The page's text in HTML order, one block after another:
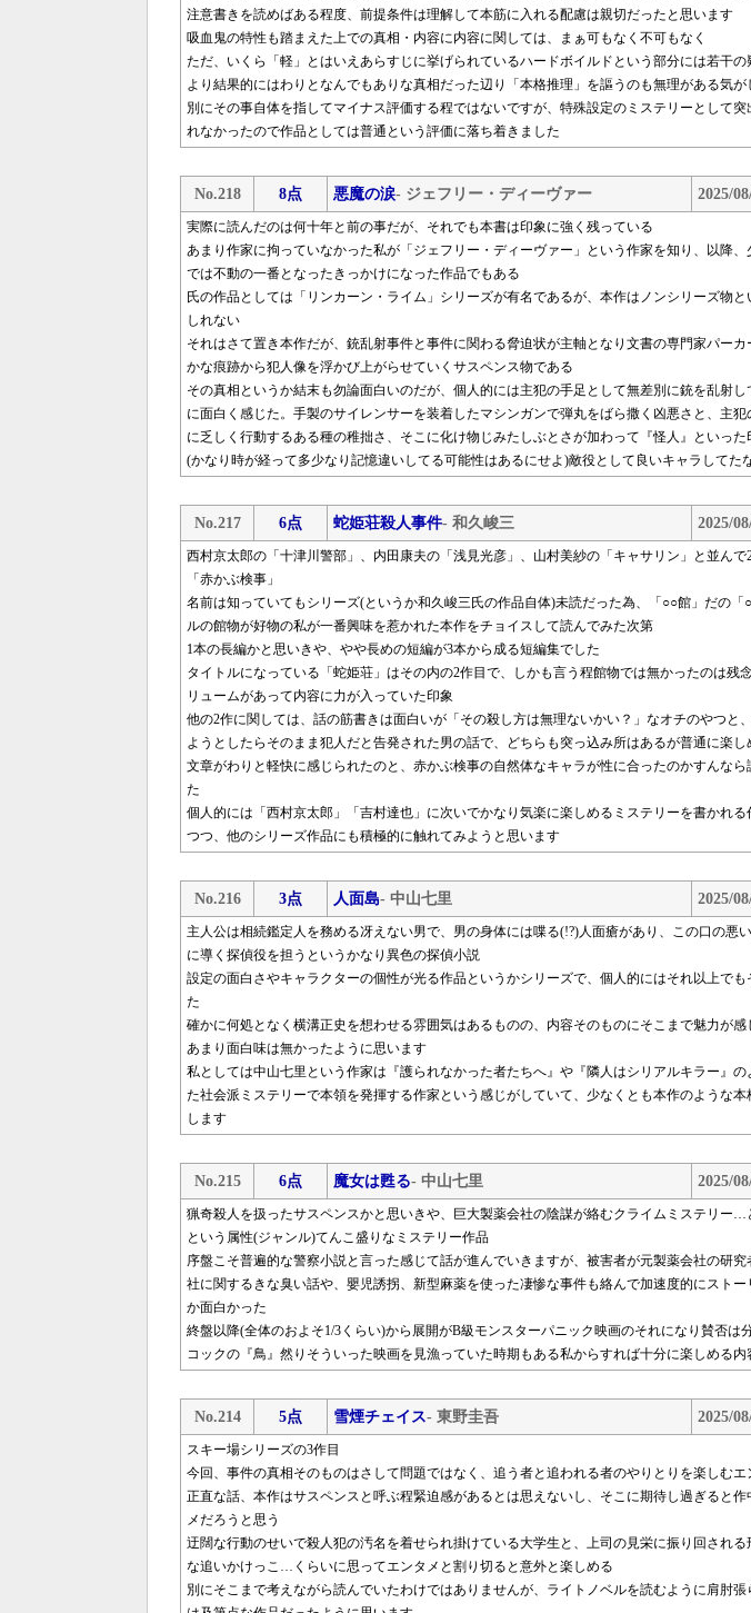
注意書きを読めばある程度、前提条件は理解して本筋に入れる配慮は親切だったと思います
吸血鬼の特性も踏まえた上での真相・内容に内容に関しては、まぁ可もなく不可もなく
ただ、いくら「軽」とはいえあらすじに挙げられているハードボイルドという部分には若干
より結果的にはわりとなんでもありな真相だった辺り「本格推理」を謳うのも無理がある気が
別にその事自体を指してマイナス評価する程ではないですが、特殊設定のミステリーとして突
れなかったので作品としては普通という評価に落ち着きました
No.218 8点 悪魔の涙- ジェフリー・ディーヴァー 2025/
実際に読んだのは何十年と前の事だが、それでも本書は印象に強く残っている
あまり作家に拘っていなかった私が「ジェフリー・ディーヴァー」という作家を知り、以降
では不動の一番となったきっかけになった作品でもある
氏の作品としては「リンカーン・ライム」シリーズが有名であるが、本作はノンシリーズ物と
しれない
それはさて置き本作だが、銃乱射事件と事件に関わる脅迫状が主軸となり文書の専門家パー
かな痕跡から犯人像を浮かび上がらせていくサスペンス物である
その真相というか結末も勿論面白いのだが、個人的には主犯の手足として無差別に銃を乱射
に面白く感じた。手製のサイレンサーを装着したマシンガンで弾丸をばら撒く凶悪さと、主
に乏しく行動するある種の稚拙さ、そこに化け物じみたしぶとさが加わって『怪人』といった
(かなり時が経って多少なり記憶違いしてる可能性はあるにせよ)敵役として良いキャラしてた
No.217 6点 蛇姫荘殺人事件- 和久峻三 2025/
西村京太郎の「十津川警部」、内田康夫の「浅見光彦」、山村美紗の「キャサリン」と並んで
「赤かぶ検事」
名前は知っていてもシリーズ(というか和久峻三氏の作品自体)未読だった為、「○○館」だの「
ルの館物が好物の私が一番興味を惹かれた本作をチョイスして読んでみた次第
1本の長編かと思いきや、やや長めの短編が3本から成る短編集でした
タイトルになっている「蛇姫荘」はその内の2作目で、しかも言う程館物では無かったのは残
リュームがあって内容に力が入っていた印象
他の2作に関しては、話の筋書きは面白いが「その殺し方は無理ないかい？」なオチのやつと
ようとしたらそのまま犯人だと告発された男の話で、どちらも突っ込み所はあるが普通に楽し
文章がわりと軽快に感じられたのと、赤かぶ検事の自然体なキャラが性に合ったのかすんなら
た
個人的には「西村京太郎」「吉村達也」に次いでかなり気楽に楽しめるミステリーを書かれる
つつ、他のシリーズ作品にも積極的に触れてみようと思います
No.216 3点 人面島- 中山七里 2025/
主人公は相続鑑定人を務める冴えない男で、男の身体には喋る(!?)人面瘡があり、この口の悪
に導く探偵役を担うというかなり異色の探偵小説
設定の面白さやキャラクターの個性が光る作品というかシリーズで、個人的にはそれ以上でも
た
確かに何処となく横溝正史を想わせる雰囲気はあるものの、内容そのものにそこまで魅力が
あまり面白味は無かったように思います
私としては中山七里という作家は『護られなかった者たちへ』や『隣人はシリアルキラー』の
た社会派ミステリーで本領を発揮する作家という感じがしていて、少なくとも本作のような本
します
No.215 6点 魔女は甦る- 中山七里 2025/
猟奇殺人を扱ったサスペンスかと思いきや、巨大製薬会社の陰謀が絡むクライムミステリー…
という属性(ジャンル)てんこ盛りなミステリー作品
序盤こそ普遍的な警察小説と言った感じて話が進んでいきますが、被害者が元製薬会社の研
社に関するきな臭い話や、嬰児誘拐、新型麻薬を使った凄惨な事件も絡んで加速度的にスト
か面白かった
終盤以降(全体のおよそ1/3くらい)から展開がB級モンスターパニック映画のそれになり賛否は
コックの『鳥』然りそういった映画を見漁っていた時期もある私からすれば十分に楽しめる内
No.214 5点 雪煙チェイス- 東野圭吾 2025/
スキー場シリーズの3作目
今回、事件の真相そのものはさして問題ではなく、追う者と追われる者のやりとりを楽しむ
正直な話、本作はサスペンスと呼ぶ程緊迫感があるとは思えないし、そこに期待し過ぎると
メだろうと思う
迂闊な行動のせいで殺人犯の汚名を着せられ掛けている大学生と、上司の見栄に振り回される
な追いかけっこ…くらいに思ってエンタメと割り切ると意外と楽しめる
別にそこまで考えながら読んでいたわけではありませんが、ライトノベルを読むように肩肘